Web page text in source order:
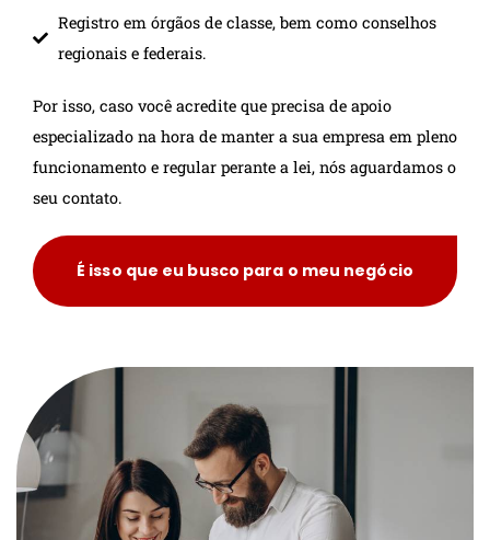
Registro em órgãos de classe, bem como conselhos
regionais e federais.
Por isso, caso você acredite que precisa de apoio
especializado na hora de manter a sua empresa em pleno
funcionamento e regular perante a lei, nós aguardamos o
seu contato.
É isso que eu busco para o meu negócio